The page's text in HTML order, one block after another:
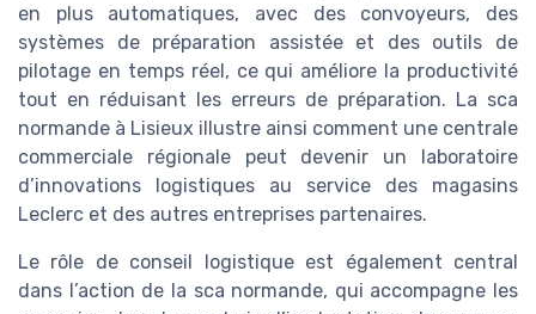
en plus automatiques, avec des convoyeurs, des
systèmes de préparation assistée et des outils de
pilotage en temps réel, ce qui améliore la productivité
tout en réduisant les erreurs de préparation. La sca
normande à Lisieux illustre ainsi comment une centrale
commerciale régionale peut devenir un laboratoire
d’innovations logistiques au service des magasins
Leclerc et des autres entreprises partenaires.
Le rôle de conseil logistique est également central
dans l’action de la sca normande, qui accompagne les